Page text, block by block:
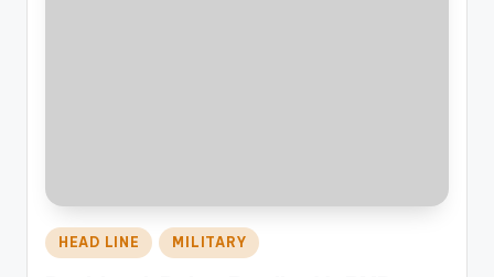
Posted
in
HEAD LINE MILITARY